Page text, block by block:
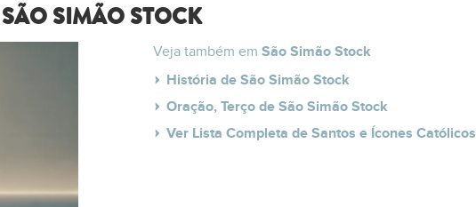
SIMÃO STOCK
Veja também em São Simão Stock
História de São Simão Stock
Oração, Terço de São Simão Stock
Ver Lista Completa de Santos e Ícones Católicos